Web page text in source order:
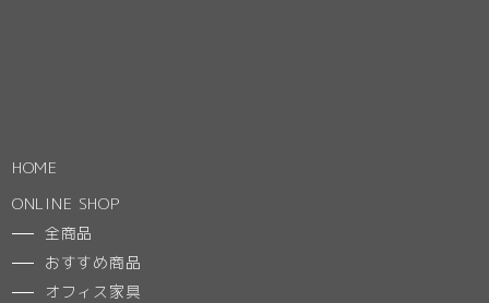
HOME
ONLINE SHOP
全商品
おすすめ商品
オフィス家具